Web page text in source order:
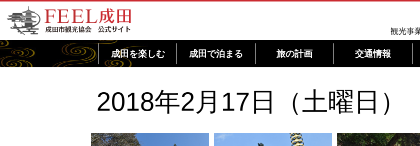
FEEL成田 成田市観光協会 公式サイト
観光事
成田を楽しむ 成田で泊まる 旅の計画 交通情報
2018年2月17日（土曜日）